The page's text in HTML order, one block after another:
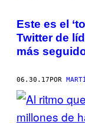
Este es el
Twitter de
más
06.30.17POR